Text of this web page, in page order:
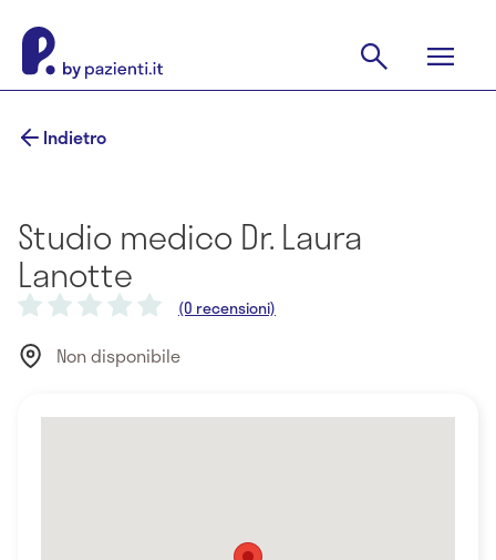
Indietro
Studio medico Dr. Laura
Lanotte
(0 recensioni)
Non disponibile